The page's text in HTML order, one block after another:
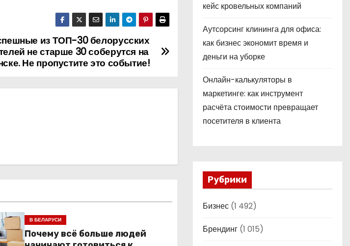
из ТОП-30 белорусских
не старше 30 соберутся на
Не пропустите это событие!
В БЕЛАРУСИ
Почему всё больше людей
кейс кровельных компаний
Аутсорсинг клининга для офиса:
как бизнес экономит время и
деньги на уборке
Онлайн-калькуляторы в
маркетинге: как инструмент
расчёта стоимости превращает
посетителя в клиента
Рубрики
Бизнес (1 492)
Брендинг (1 015)